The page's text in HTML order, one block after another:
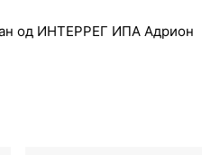
од ИНТЕРРЕГ ИПА Адрион